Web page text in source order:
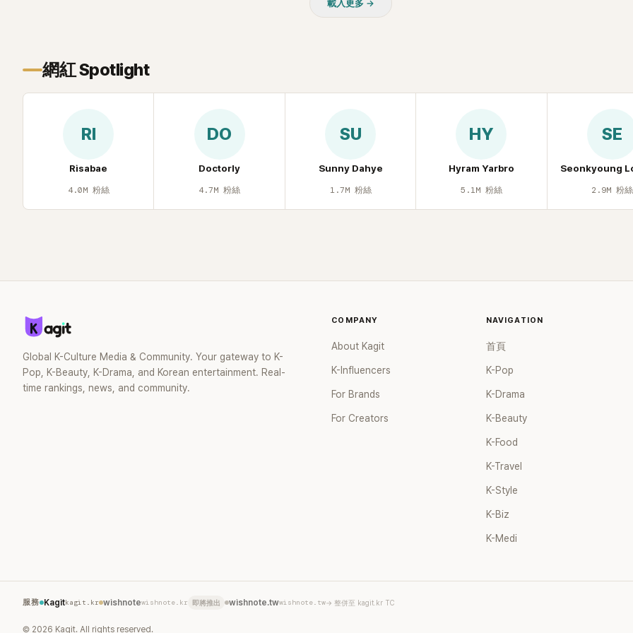
言，當時確實被質疑動過隆胸手術。她回
時隆胸手術幾乎只有「腋下切開」一種方式，
脆把腋下給大家看，證明我根本沒動過。」
笑。 事實上，早在 2006 年，李智惠就為
了證明自己沒有「隆乳」，真的召開了一場泳
去」的直率性格。其實她過去也曾在 SBS
節目《脫掉鞋子恢單4Men》 中，親自公開
重提這段至今仍被粉絲視為黑歷史代表作
的事件。 回顧李智惠的演藝路，她於
1998 年以混聲團體 S#arp 成員身分出
滿。如今除了持續活躍於綜藝節目，她經
營的 YouTube 頻道也即將突破百萬訂閱，
二春。
載入更多 →
網紅 Spotlight
RI
Risabae
4.0M 粉絲
DO
Doctorly
4.7M 粉絲
SU
Sunny Dahye
1.7M 粉絲
HY
Hyram Yarbro
5.1M 粉絲
SE
Seonkyoung
2.9M 粉絲
Global K-Culture Media & Community. Your gateway to K-
Pop, K-Beauty, K-Drama, and Korean entertainment. Real-
time rankings, news, and community.
COMPANY
About Kagit
K-Influencers
For Brands
For Creators
NAVIGATION
首頁
K-Pop
K-Drama
K-Beauty
K-Food
K-Travel
K-Style
K-Biz
K-Medi
服務 Kagitkagit.kr wishnotewishnote.kr 即將推出 wishnote.twwishnote.tw→ 整併至 kagit.kr TC
© 2026 Kagit. All rights reserved.